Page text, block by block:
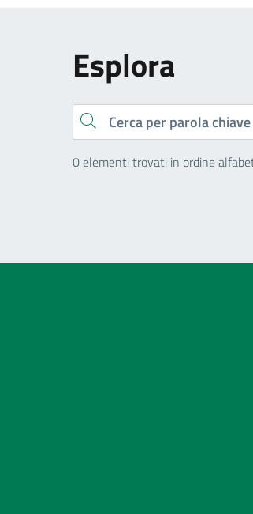
Esplora
Cerca
0 elementi trovati in ordine